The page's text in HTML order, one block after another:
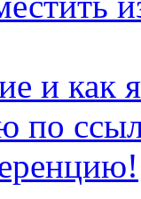
и как
по